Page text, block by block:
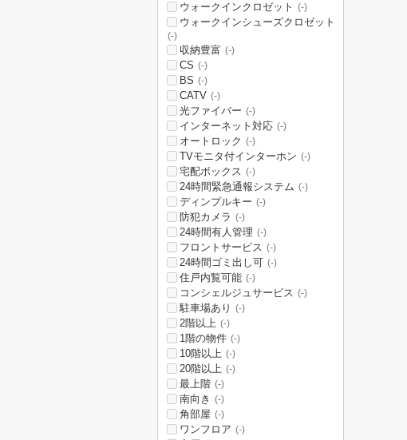
ウォークインクロゼット (-)
ウォークインシューズクロゼット
(-)
収納豊富 (-)
CS (-)
BS (-)
CATV (-)
光ファイバー (-)
インターネット対応 (-)
オートロック (-)
TVモニタ付インターホン (-)
宅配ボックス (-)
24時間緊急通報システム (-)
ディンプルキー (-)
防犯カメラ (-)
24時間有人管理 (-)
フロントサービス (-)
24時間ゴミ出し可 (-)
住戸内覧可能 (-)
コンシェルジュサービス (-)
駐車場あり (-)
2階以上 (-)
1階の物件 (-)
10階以上 (-)
20階以上 (-)
最上階 (-)
南向き (-)
角部屋 (-)
ワンフロア (-)